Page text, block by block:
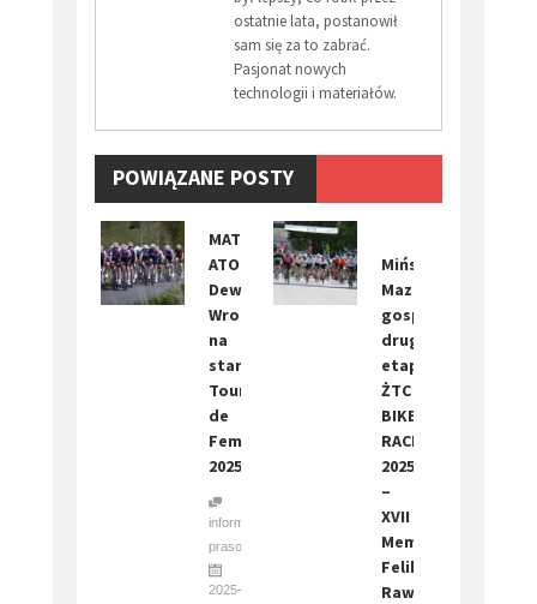
ostatnie lata, postanowił
sam się za to zabrać.
Pasjonat nowych
technologii i materiałów.
POWIĄZANE POSTY
​MAT
ATOM
Deweloper
Wrocław
na
starcie
Tour
de
Feminin
2025
informacja
prasowa
2025-
Mińsk
Mazowiecki
gospodarzem
drugiego
etapu
ŻTC
BIKE
RACE
2025
–
XVII
Memoriał
Feliksa
Rawskiego!